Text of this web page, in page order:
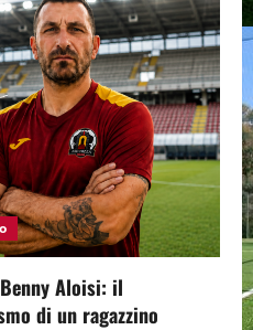
Aloisi: il
di un ragazzino